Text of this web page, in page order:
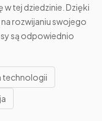
tej dziedzinie. Dzięki
rozwijaniu swojego
są odpowiednio
technologii